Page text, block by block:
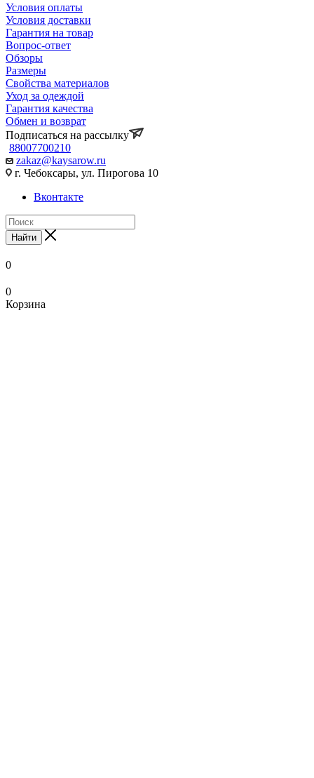
Условия оплаты
Условия доставки
Гарантия на товар
Вопрос-ответ
Обзоры
Размеры
Свойства материалов
Уход за одеждой
Гарантия качества
Обмен и возврат
Подписаться на рассылку
88007700210
zakaz@kaysarow.ru
г. Чебоксары, ул. Пирогова 10
Вконтакте
Найти
0
0
Корзина